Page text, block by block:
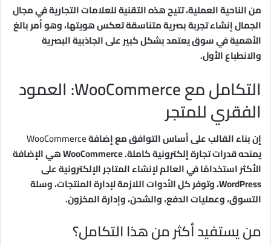
من الناحية العملية، تتيح هذه التقنية للعلامات التجارية في مجال
الجمال إنشاء تجربة بصرية متناسقة تعكس هويتها، وهو أمر بالغ
الأهمية في سوق يعتمد بشكل كبير على الجاذبية البصرية
والانطباع الأول.
التكامل مع WooCommerce: العمود
الفقري للمتجر
إن بناء القالب على أساس التوافق مع إضافةWooCommerce
يمنحه قدرات تجارة إلكترونية كاملة. WooCommerce هي الإضافة
الأكثر استخدامًا في العالم لإنشاء المتاجر الإلكترونية على
WordPress، وتوفر كل الأدوات اللازمة لإدارة المنتجات، وسلة
التسوق، وعمليات الدفع، والشحن، وإدارة المخزون.
من يستفيد أكثر من هذا التكامل؟